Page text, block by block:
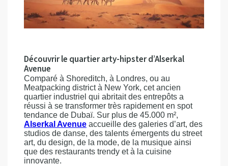
Découvrir le quartier arty-hipster d’Alserkal
Avenue
Comparé à Shoreditch, à Londres, ou au
Meatpacking district à New York, cet ancien
quartier industriel qui abritait des entrepôts a
réussi à se transformer très rapidement en spot
tendance de Dubaï. Sur plus de 45.000 m²,
Alserkal Avenue accueille des galeries d’art, des
studios de danse, des talents émergents du street
art, du design, de la mode, de la musique ainsi
que des restaurants trendy et à la cuisine
innovante.